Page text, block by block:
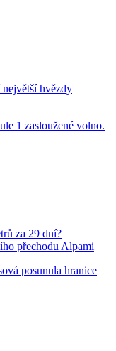
největší hvězdy
1 zasloužené volno.
za 29 dní?
přechodu Alpami
posunula hranice